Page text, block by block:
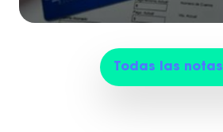
Todas las notas